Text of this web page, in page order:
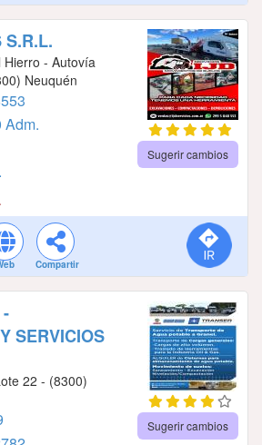
S.R.L.
Hierro - Autovía
Neuquén
Adm.
Sugerir cambios
Compartir
SERVICIOS
22 - (8300)
Sugerir cambios